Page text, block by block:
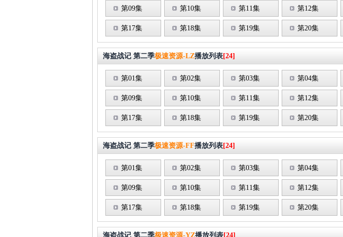
第09集 第10集 第11集 第12集
第17集 第18集 第19集 第20集
海盗战记 第二季极速资源-LZ播放列表[24]
第01集 第02集 第03集 第04集
第09集 第10集 第11集 第12集
第17集 第18集 第19集 第20集
海盗战记 第二季极速资源-FF播放列表[24]
第01集 第02集 第03集 第04集
第09集 第10集 第11集 第12集
第17集 第18集 第19集 第20集
海盗战记 第二季极速资源-YZ播放列表[24]